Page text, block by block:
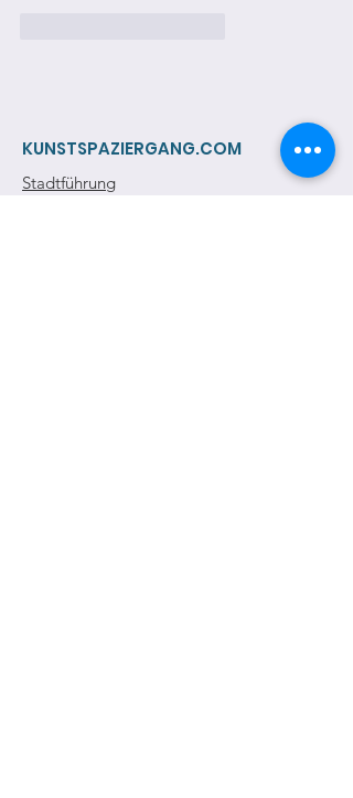
KUNSTSPAZIERGANG.COM
Stadtführung